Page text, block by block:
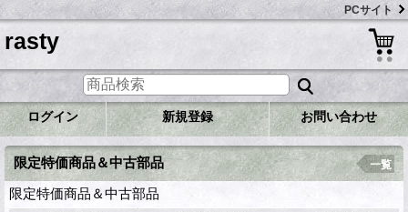
PCサイト
rasty
ログイン 新規登録 お問い合わせ
限定特価商品＆中古部品
限定特価商品＆中古部品
一覧